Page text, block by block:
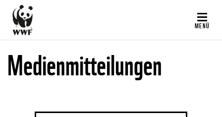
Direkt
zum
Inhalt
MENÜ
Medienmitteilungen